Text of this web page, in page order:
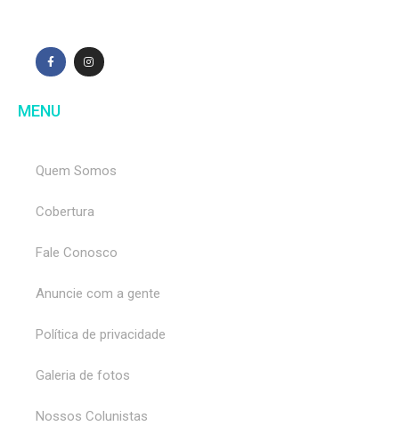
MENU
Quem Somos
Cobertura
Fale Conosco
Anuncie com a gente
Política de privacidade
Galeria de fotos
Nossos Colunistas